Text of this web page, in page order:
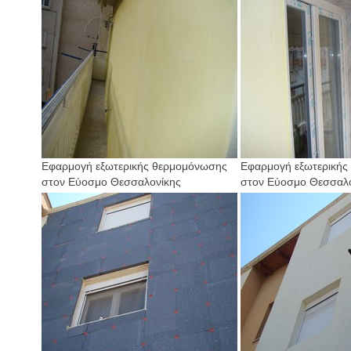
Εφαρμογή εξωτερικής θερμομόνωσης
στον Εύοσμο Θεσσαλονίκης
Εφαρμογή
στον Εύοσμο